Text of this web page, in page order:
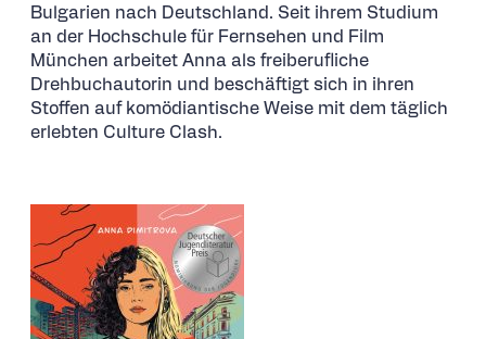
Bulgarien nach Deutschland. Seit ihrem Studium
an der Hochschule für Fernsehen und Film
München arbeitet Anna als freiberufliche
Drehbuchautorin und beschäftigt sich in ihren
Stoffen auf komödiantische Weise mit dem täglich
erlebten Culture Clash.